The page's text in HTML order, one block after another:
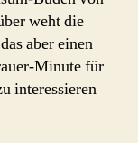
weht die
aber einen
Minute für
interessieren